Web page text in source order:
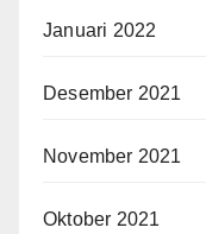
Januari 2022
Desember 2021
November 2021
Oktober 2021